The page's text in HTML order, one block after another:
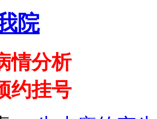
院
情分析
约挂号